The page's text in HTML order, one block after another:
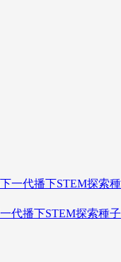
代播下STEM探索種子